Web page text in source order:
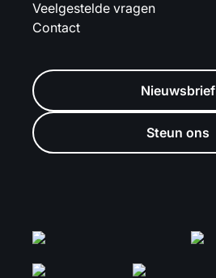
Veelgestelde vragen
Contact
Nieuwsbrief
Steun ons